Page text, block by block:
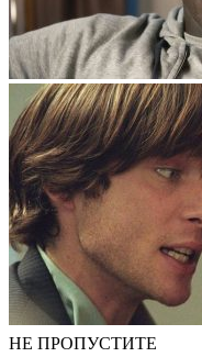
НЕ ПРОПУСТИТЕ